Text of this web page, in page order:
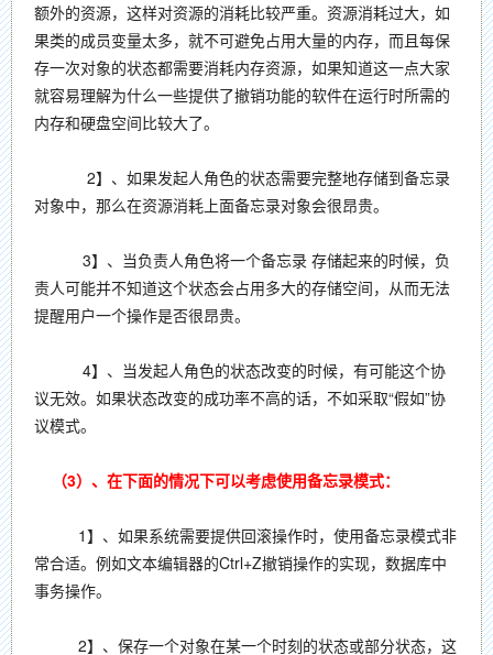
额外的资源，这样对资源的消耗比较严重。资源消耗过大，如
果类的成员变量太多，就不可避免占用大量的内存，而且每保
存一次对象的状态都需要消耗内存资源，如果知道这一点大家
就容易理解为什么一些提供了撤销功能的软件在运行时所需的
内存和硬盘空间比较大了。
2】、如果发起人角色的状态需要完整地存储到备忘录
对象中，那么在资源消耗上面备忘录对象会很昂贵。
3】、当负责人角色将一个备忘录 存储起来的时候，负
责人可能并不知道这个状态会占用多大的存储空间，从而无法
提醒用户一个操作是否很昂贵。
4】、当发起人角色的状态改变的时候，有可能这个协
议无效。如果状态改变的成功率不高的话，不如采取“假如”协
议模式。
（3）、在下面的情况下可以考虑使用备忘录模式：
1】、如果系统需要提供回滚操作时，使用备忘录模式非
常合适。例如文本编辑器的Ctrl+Z撤销操作的实现，数据库中
事务操作。
2】、保存一个对象在某一个时刻的状态或部分状态，这